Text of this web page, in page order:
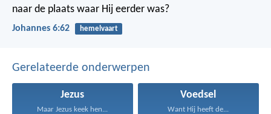
naar de plaats waar Hij eerder was?
Johannes 6:62 hemelvaart
Gerelateerde onderwerpen
Jezus
Maar Jezus keek hen...
Voedsel
Want Hij heeft de...